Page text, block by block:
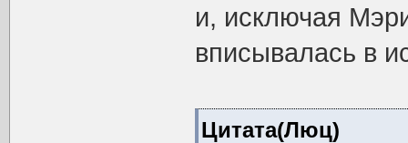
и, исключая
вписывалась в
Цитата(Люц)